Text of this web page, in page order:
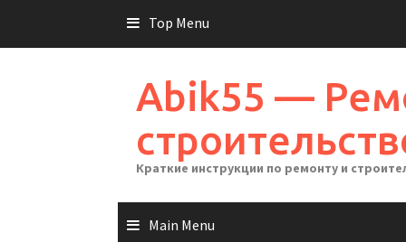
Top Menu
Abik55 —
Краткие инструкции по ремонту и
Main Menu